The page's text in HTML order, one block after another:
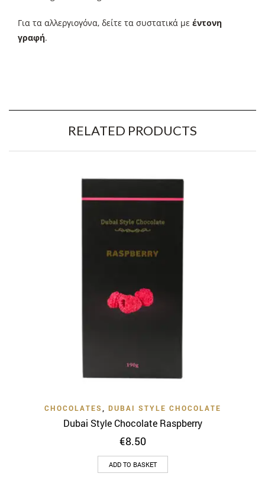
Για τα αλλεργιογόνα, δείτε τα συστατικά με έντονη
γραφή.
RELATED PRODUCTS
CHOCOLATES DUBAI STYLE CHOCOLATE
Dubai Style Chocolate Raspberry
€8.50
ADD TO BASKET